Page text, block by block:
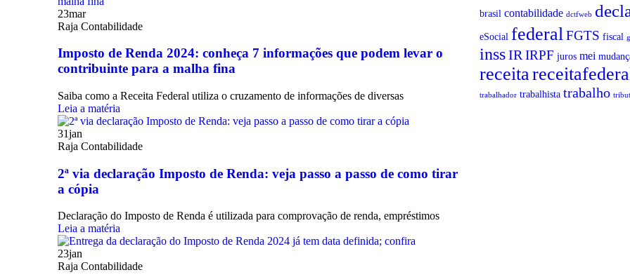
23mar
Raja Contabilidade
Imposto de Renda 2024: conheça 7 informações que podem levar o
contribuinte para a malha fina
Saiba como a Receita Federal utiliza o cruzamento de informações de diversas
Leia a matéria
31jan
Raja Contabilidade
2ª via declaração Imposto de Renda: veja passo a passo de como tirar
a cópia
Declaração do Imposto de Renda é utilizada para comprovação de renda, empréstimos
Leia a matéria
23jan
Raja Contabilidade
brasil contabilidade dctfweb
eSocial federal FGTS fiscal
inssIR IRPF juros mei
receita
trabalhador trabalhista trabalho